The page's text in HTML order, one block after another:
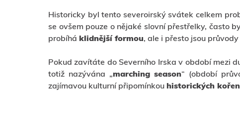
Historicky byl tento severoirský svátek celkem
se ovšem pouze o nějaké slovní přestřelky, často
probíhá klidnější formou, ale i přesto jsou
Pokud zavítáte do Severního Irska v období mezi
totiž nazývána „marching season“ (období
zajímavou kulturní připomínkou historických